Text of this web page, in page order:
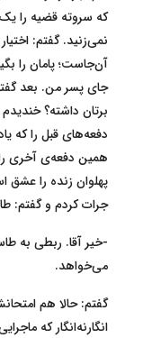
که سروته قضیه را
نمی‌زنید. گفتم:
آن‌جاست؛ پامان را
جای پسر من. بعد
برتان داشته؟
دفعه‌های قبل را که
همین دفعه‌ی آخری را
پهلوان زنده را عشق
جرات کردم و گفتم:
-خیر آقا. ربطی به
می‌خواهد.
گفتم: حالا هم
انگارنه‌انگار که